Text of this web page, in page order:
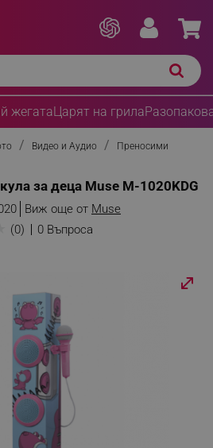
жегатаЦарят на грила
Видео и Аудио
Преносими
за деца Muse M-1020KDG
Виж още от Muse
(0) 0 Въпроса